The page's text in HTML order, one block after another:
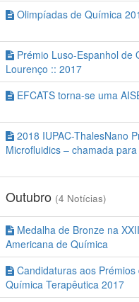
Olimpíadas de Química
Prémio Luso-Espanhol de
Lourenço :: 2017
EFCATS torna-se uma
2018 IUPAC-ThalesNano
Microfluidics – chamada
Outubro (4 Notícias)
Medalha de Bronze na
Americana de Química
Candidaturas aos
Química Terapêutica 2017